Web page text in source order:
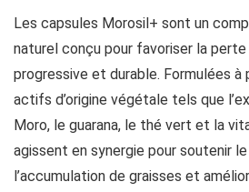
Les capsules Morosil+ sont un
naturel conçu pour favoriser la
progressive et durable. Formulées à
actifs d’origine végétale tels que
Moro, le guarana, le thé vert et la
agissent en synergie pour soutenir
l’accumulation de graisses et